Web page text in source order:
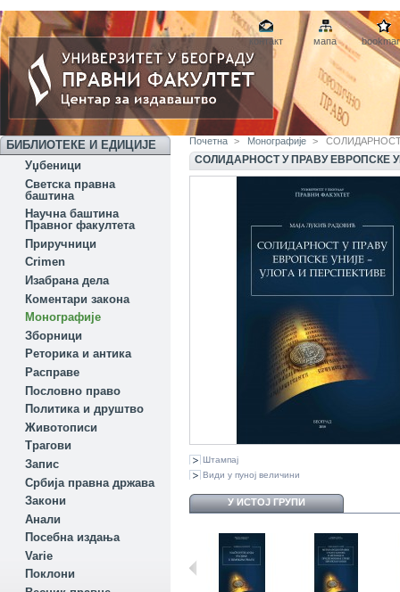
контакт мапа
БИБЛИОТЕКЕ И ЕДИЦИЈЕ
Уџбеници
Светска правна
баштина
Научна баштина
Правног факултета
Приручници
Crimen
Изабрана дела
Коментари закона
Монографије
Зборници
Реторика и антика
Расправе
Пословно право
Политика и друштво
Животописи
Трагови
Запис
Србија правна држава
Закони
Aнали
Посебна издања
Variе
Поклони
Почетна > Монографије >
СОЛИДАРНОСТ У ПРАВУ ЕВРОПСКЕ
Штампај
Види у пуној величини
У ИСТОЈ ГРУПИ